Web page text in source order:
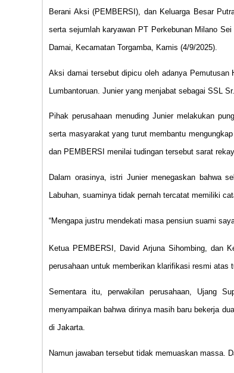
Berani Aksi (PEMBERSI), dan Keluarga Besar
serta sejumlah karyawan PT Perkebunan Milano
Damai, Kecamatan Torgamba, Kamis (4/9/2025).
Aksi damai tersebut dipicu oleh adanya Pemutusan
Lumbantoruan. Junier yang menjabat sebagai SSL
Pihak perusahaan menuding Junier melakukan
serta masyarakat yang turut membantu
dan PEMBERSI menilai tudingan tersebut sarat
Dalam orasinya, istri Junier menegaskan bahwa
Labuhan, suaminya tidak pernah tercatat memiliki
“Mengapa justru mendekati masa pensiun suami
Ketua PEMBERSI, David Arjuna Sihombing, dan
perusahaan untuk memberikan klarifikasi resmi atas
Sementara itu, perwakilan perusahaan, Ujang
menyampaikan bahwa dirinya masih baru bekerja
di Jakarta.
Namun jawaban tersebut tidak memuaskan massa.